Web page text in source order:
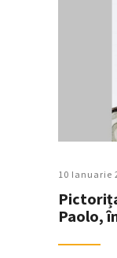
10 Ianuarie
Paolo,